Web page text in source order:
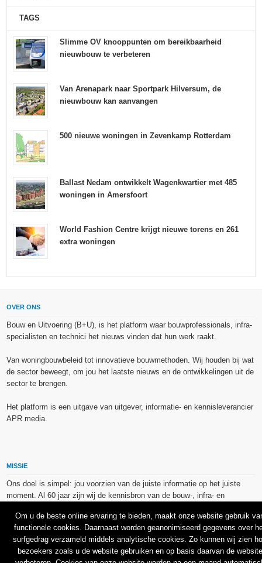
TAGS
Slimme OV knooppunten om bereikbaarheid
nieuwbouw te verbeteren
Van Arenapark naar Sportpark Hilversum, de
nieuwbouw kan aanvangen
500 nieuwe woningen in Zevenkamp Rotterdam
Ballast Nedam ontwikkelt Wagenkwartier met 485
woningen in Amersfoort
World Fashion Centre krijgt nieuwe torens en 261
extra woningen
OVER ONS
Bouw en Uitvoering (B+U), is het platform waar bouwprofessionals, infra-
specialisten en technici het nieuws vinden dat hun werk raakt.
Van woningbouwbeleid tot innovatieve bouwmethoden. Wij houden bij wat
de sector beweegt, om jou het laatste nieuws en de ontwikkelingen uit de
sector te brengen.
Het platform is een uitgave van uitgever, informatie- en kennisleverancier
APR media.
MISSIE
Ons doel is simpel: jou voorzien van de juiste informatie op het juiste
moment. Al 60 jaar zijn wij de kennisbron van de bouw-, infra- en
De op dit platform gebruikte afbeeldingen, illustraties en foto’s zijn ofwel
vrij van rechten verkregen via de bron van het betreffende bericht, of
binnen de aan APR media (groep) of BU media verschafte licentie(s) en
Om u de beste online ervaring te bieden, maakt onze website gebruik
functionele cookies. Daarnaast worden geanonimiseerd gegevens over
surfgedrag verzameld middels analytische cookies. Zo kunnen wij zien
bezoekers zoals u de website gebruiken en op basis daarvan de website